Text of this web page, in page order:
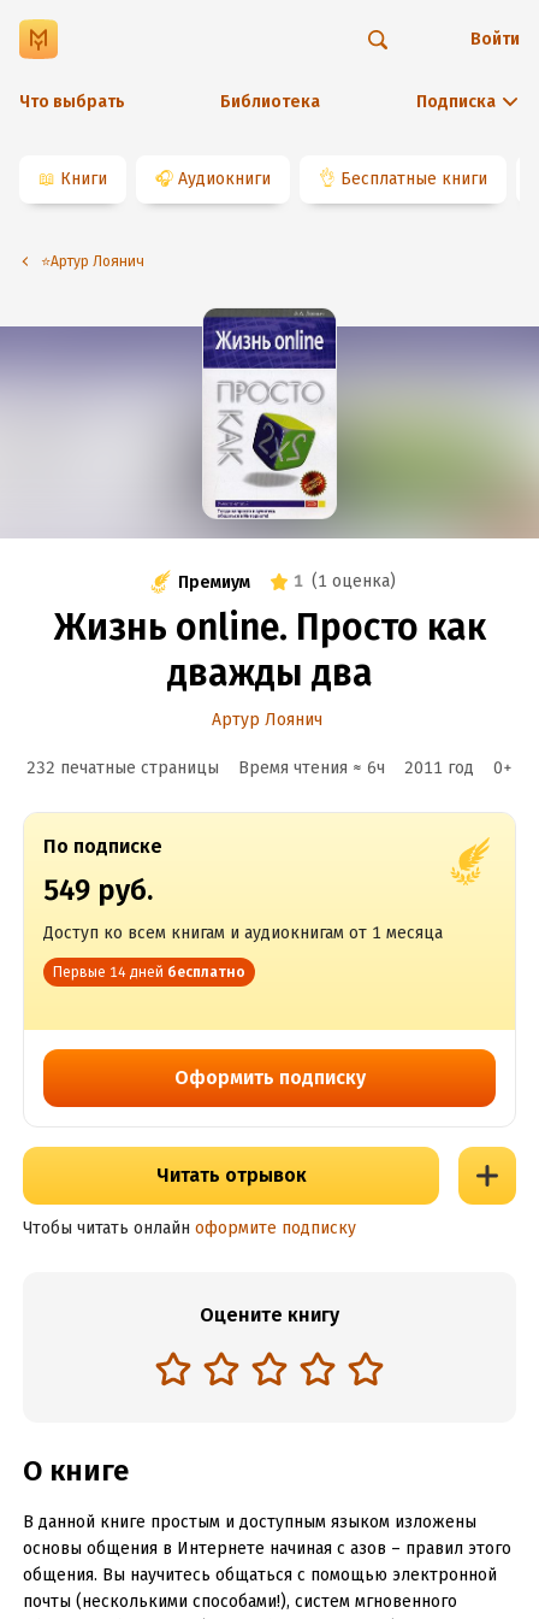
Что выбрать Библиотека Подписка
Войти
📖 Книги 🎧 Аудиокниги 👌 Бесплатные книги
⭐️Артур Лоянич
Премиум 1 (1 оценка)
Жизнь online. Просто как
дважды два
Артур Лоянич
232 печатные страницы Время чтения ≈ 6ч 2011 год 0+
По подписке
549 руб.
Доступ ко всем книгам и аудиокнигам от 1 месяца
Первые 14 дней бесплатно
Оформить подписку
Читать отрывок
Чтобы читать онлайн оформите подписку
Оцените книгу
О книге
В данной книге простым и доступным языком изложены
основы общения в Интернете начиная с азов – правил этого
общения. Вы научитесь общаться с помощью электронной
почты (несколькими способами!), систем мгновенного